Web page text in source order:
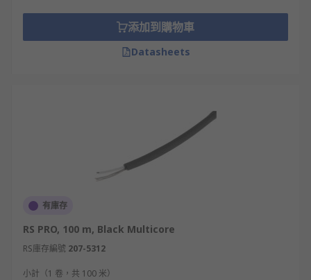
添加到購物車
Datasheets
有庫存
RS PRO, 100 m, Black Multicore
RS庫存編號 207-5312
小計（1 卷，共 100 米）